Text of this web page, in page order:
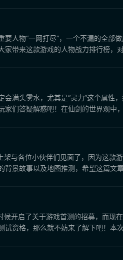
人物“一网打尽”，一个不漏的全
带来这款游戏的人物战力排行榜，
满头雾水，尤其是“灵力”这个属
们答疑解惑吧！在仙剑的世界观中
与各位小伙伴们见面了，因为这款
景故事以及地图推测，希望这篇文
开启了关于游戏首测的招募，而
资格，那么就不妨来了解下吧！本